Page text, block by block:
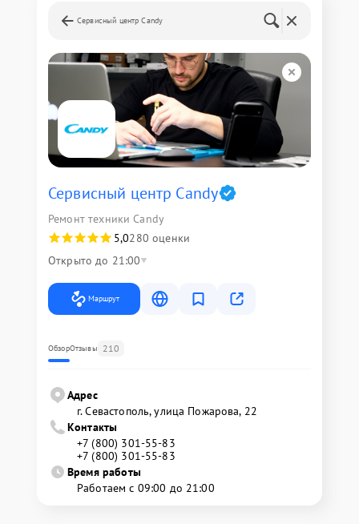
Сервисный центр Candy
Сервисный центр Candy
Ремонт техники Candy
5,0280 оценки
Открыто до 21:00
Маршрут
ОбзорОтзывы 210
Адрес
г. Севастополь, улица Пожарова, 22
Контакты
+7 (800) 301-55-83
+7 (800) 301-55-83
Время работы
Работаем с 09:00 до 21:00